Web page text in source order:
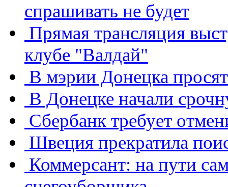
спрашивать не будет
Прямая трансляция
клубе "Валдай"
В мэрии Донецка
В Донецке начали
Сбербанк требует
Швеция прекратила
Коммерсант: на пути